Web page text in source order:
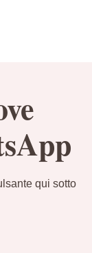
qui sotto